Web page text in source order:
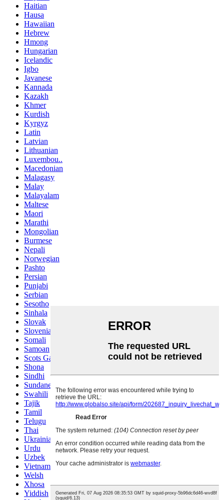
Haitian
Hausa
Hawaiian
Hebrew
Hmong
Hungarian
Icelandic
Igbo
Javanese
Kannada
Kazakh
Khmer
Kurdish
Kyrgyz
Latin
Latvian
Lithuanian
Luxembou..
Macedonian
Malagasy
Malay
Malayalam
Maltese
Maori
Marathi
Mongolian
Burmese
Nepali
Norwegian
Pashto
Persian
Punjabi
Serbian
Sesotho
Sinhala
Slovak
Slovenian
Somali
Samoan
Scots Gaelic
Shona
Sindhi
Sundanese
Swahili
Tajik
Tamil
Telugu
Thai
Ukrainian
Urdu
Uzbek
Vietnamese
Welsh
Xhosa
Yiddish